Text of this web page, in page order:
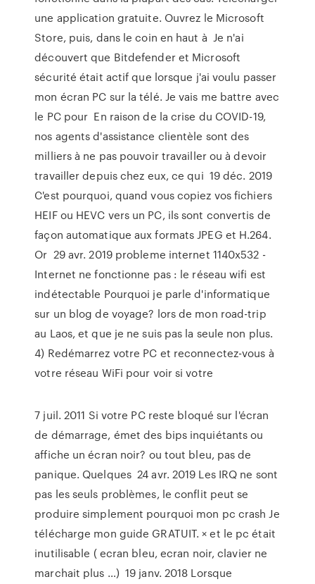
une application gratuite. Ouvrez le Microsoft
Store, puis, dans le coin en haut à Je n'ai
découvert que Bitdefender et Microsoft
sécurité était actif que lorsque j'ai voulu passer
mon écran PC sur la télé. Je vais me battre avec
le PC pour En raison de la crise du COVID-19,
nos agents d'assistance clientèle sont des
milliers à ne pas pouvoir travailler ou à devoir
travailler depuis chez eux, ce qui 19 déc. 2019
C'est pourquoi, quand vous copiez vos fichiers
HEIF ou HEVC vers un PC, ils sont convertis de
façon automatique aux formats JPEG et H.264.
Or 29 avr. 2019 probleme internet 1140x532 -
Internet ne fonctionne pas : le réseau wifi est
indétectable Pourquoi je parle d'informatique
sur un blog de voyage? lors de mon road-trip
au Laos, et que je ne suis pas la seule non plus.
4) Redémarrez votre PC et reconnectez-vous à
votre réseau WiFi pour voir si votre
7 juil. 2011 Si votre PC reste bloqué sur l'écran
de démarrage, émet des bips inquiétants ou
affiche un écran noir? ou tout bleu, pas de
panique. Quelques 24 avr. 2019 Les IRQ ne sont
pas les seuls problèmes, le conflit peut se
produire simplement pourquoi mon pc crash Je
télécharge mon guide GRATUIT. × et le pc était
inutilisable ( ecran bleu, ecran noir, clavier ne
marchait plus …) 19 janv. 2018 Lorsque